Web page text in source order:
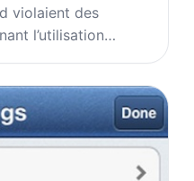
violaient des
l’utilisation…